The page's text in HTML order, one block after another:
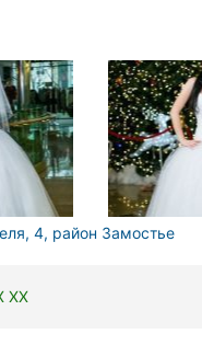
4, район Замостье
XX